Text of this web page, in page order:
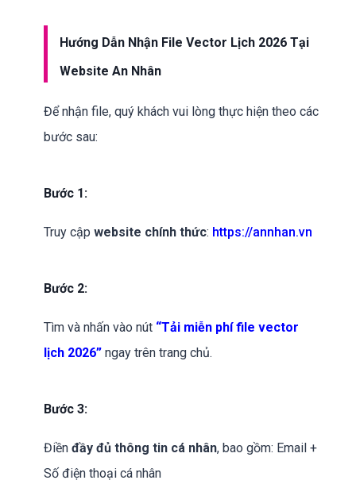
Hướng Dẫn Nhận File Vector Lịch 2026 Tại
Website An Nhân
Để nhận file, quý khách vui lòng thực hiện theo các
bước sau:
Bước 1:
Truy cập website chính thức: https://annhan.vn
Bước 2:
Tìm và nhấn vào nút “Tải miễn phí file vector
lịch 2026” ngay trên trang chủ.
Bước 3:
Điền đầy đủ thông tin cá nhân, bao gồm: Email +
Số điện thoại cá nhân